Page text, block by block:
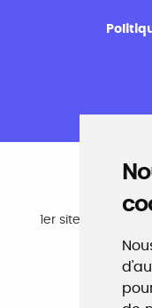
1er site emploi du